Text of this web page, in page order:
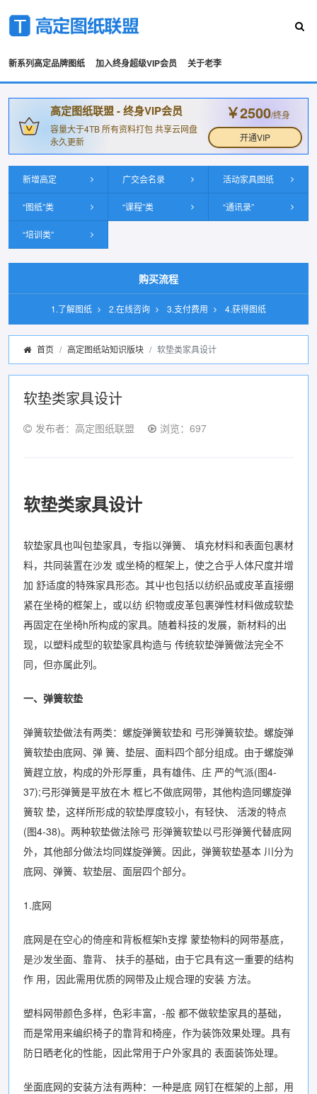
新系列高定品牌图纸 加入终身超级VIP会员 关于老李
高定图纸联盟 - 终身VIP会员
容量大于4TB 所有资料打包 共享云网盘
永久更新
￥2500/终身
开通VIP
新增高定 广交会名录 活动家具图纸
“图纸”类 “课程”类 “通讯录”
“培训类”
购买流程
1.了解图纸 2.在线咨询 3.支付费用 4.获得图纸
首页 高定图纸站知识版块 软垫类家具设计
软垫类家具设计
发布者：高定图纸联盟 浏览：697
软垫类家具设计
软垫家具也叫包垫家具，专指以弹簧、 填充材料和表面包裹材
料，共同装置在沙发 或坐椅的框架上，使之合乎人体尺度并增
加 舒适度的特殊家具形态。其屮也包括以纺织品或皮革直接绷
紧在坐椅的框架上，或以纺 织物或皮革包裹弹性材料做成软垫
再固定在坐椅h所构成的家具。随着科技的发展，新材料的出
现，以塑料成型的软垫家具构造与 传统软垫弹簧做法完全不
同，但亦属此列。
一、弹簧软垫
弹簧软垫做法有两类：螺旋弹簧软垫和 弓形弹簧软垫。螺旋弹
簧软垫由底网、弹 簧、垫层、面料四个部分组成。由于螺旋弹
簧趕立放，构成的外形厚重，具有雄伟、庄 严的气派(图4-
37);弓形弹簧是平放在木 框匕不做底网带，其他构造同螺旋弹
簧软 垫，这样所形成的软垫厚度较小，有轻快、 活泼的特点
(图4-38)。两种软垫做法除弓 形弹簧软垫以弓形弹簧代替底网
外，其他部分做法均同媒旋弹簧。因此，弹簧软垫基本 川分为
底网、弹簧、软垫层、面层四个部分。
1.底网
底网是在空心的倚座和背板框架h支撑 蒙垫物料的网带基底，
是沙发坐面、靠背、 扶手的基础，由于它具有这一重要的结构
作 用，因此需用优质的网带及止规合理的安装 方法。
塑枓网带颜色多样，色彩丰富，-般 都不做软垫家具的基础，
而是常用来编织椅子的靠背和椅座，作为装饰效果处理。具有
防日晒老化的性能，因此常用于户外家具的 表面装饰处理。
坐面底网的安装方法有两种：一种是底 网钉在框架的上部，用